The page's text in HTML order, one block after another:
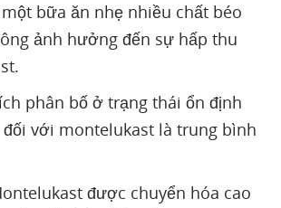
bữa ăn nhẹ nhiều chất béo
ảnh hưởng đến sự hấp thu
phân bố ở trạng thái ổn định
với montelukast là trung bình
được chuyển hóa cao